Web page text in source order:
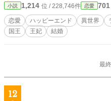
ます！ ※他サイト様にも掲載
小説 1,214 位 / 228,746件 恋愛 701
恋愛 ハッピーエンド 異世界
国王
王妃 結婚
最
12